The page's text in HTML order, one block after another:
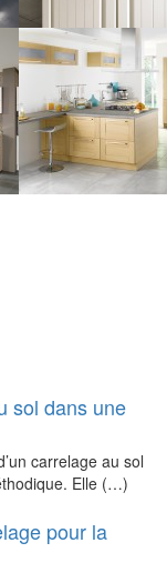
sol dans une
carrelage au sol
Elle (…)
pour la